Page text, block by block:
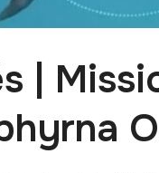
|